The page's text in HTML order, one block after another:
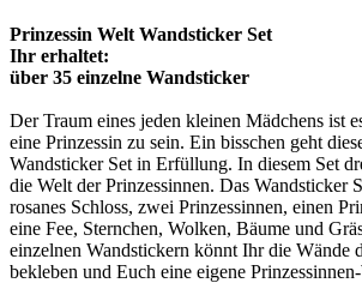
Prinzessin Welt Wandsticker Set
Ihr erhaltet:
über 35 einzelne Wandsticker
Der Traum eines jeden kleinen Mädchens ist
eine Prinzessin zu sein. Ein bisschen geht
Wandsticker Set in Erfüllung. In diesem Set
die Welt der Prinzessinnen. Das Wandsticker
rosanes Schloss, zwei Prinzessinnen, einen
eine Fee, Sternchen, Wolken, Bäume und
einzelnen Wandstickern könnt Ihr die Wände
bekleben und Euch eine eigene